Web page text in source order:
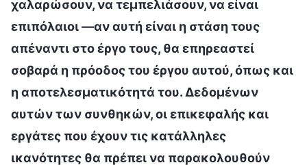
χαλαρώσουν, να τεμπελιάσουν, να είναι
επιπόλαιοι —αν αυτή είναι η στάση τους
απέναντι στο έργο τους, θα επηρεαστεί
σοβαρά η πρόοδος του έργου αυτού, όπως και
η αποτελεσματικότητά του. Δεδομένων
αυτών των συνθηκών, οι επικεφαλής και
εργάτες που έχουν τις κατάλληλες
ικανότητες θα πρέπει να παρακολουθούν